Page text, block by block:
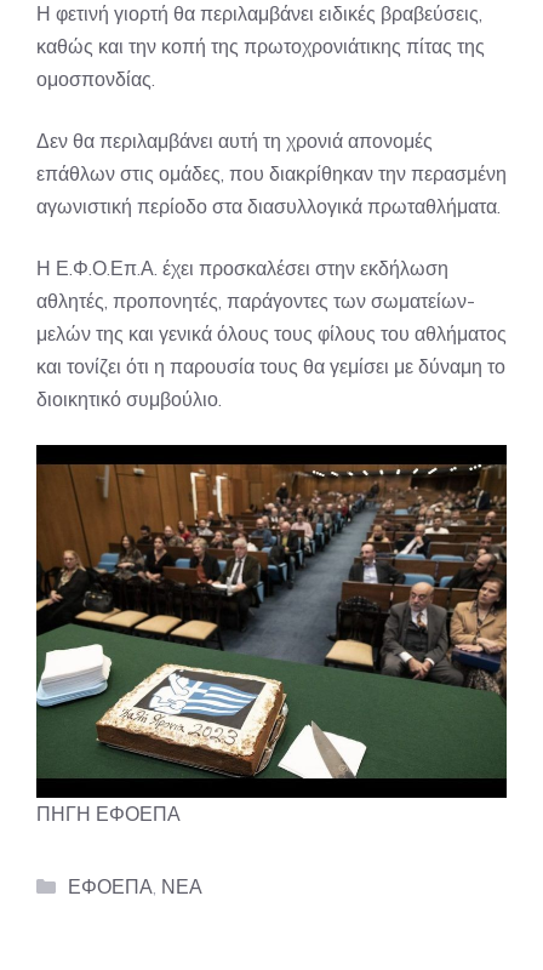
Η φετινή γιορτή θα περιλαμβάνει ειδικές βραβεύσεις,
καθώς και την κοπή της πρωτοχρονιάτικης πίτας της
ομοσπονδίας.
Δεν θα περιλαμβάνει αυτή τη χρονιά απονομές
επάθλων στις ομάδες, που διακρίθηκαν την περασμένη
αγωνιστική περίοδο στα διασυλλογικά πρωταθλήματα.
Η Ε.Φ.Ο.Επ.Α. έχει προσκαλέσει στην εκδήλωση
αθλητές, προπονητές, παράγοντες των σωματείων-
μελών της και γενικά όλους τους φίλους του αθλήματος
και τονίζει ότι η παρουσία τους θα γεμίσει με δύναμη το
διοικητικό συμβούλιο.
ΠΗΓΗ ΕΦΟΕΠΑ
Categories
ΕΦΟΕΠΑ ΝΕΑ